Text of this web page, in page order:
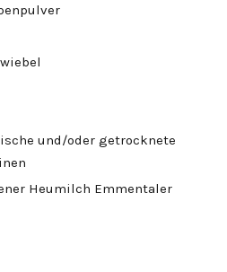
und/oder getrocknete
Heumilch Emmentaler